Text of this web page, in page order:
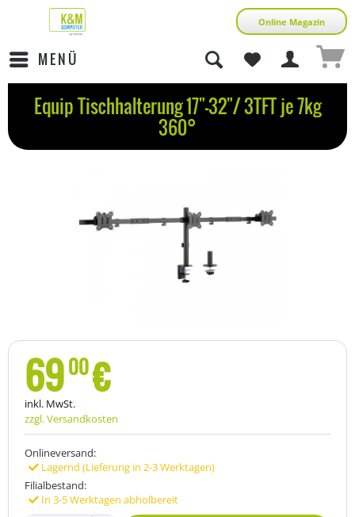
Online Magazin
MENÜ
Equip Tischhalterung 17"-32"/ 3TFT je 7kg
360°
6900€
inkl. MwSt.
zzgl. Versandkosten
Onlineversand:
Lagernd (Lieferung in 2-3 Werktagen)
Filialbestand:
In 3-5 Werktagen abholbereit